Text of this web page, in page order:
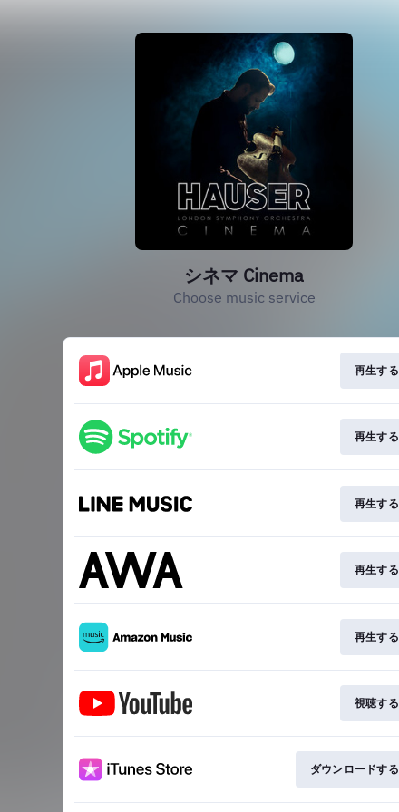
シネマ Cinema
Choose music service
再生する
再生する
再生する
再生する
再生する
視聴する
ダウンロードする